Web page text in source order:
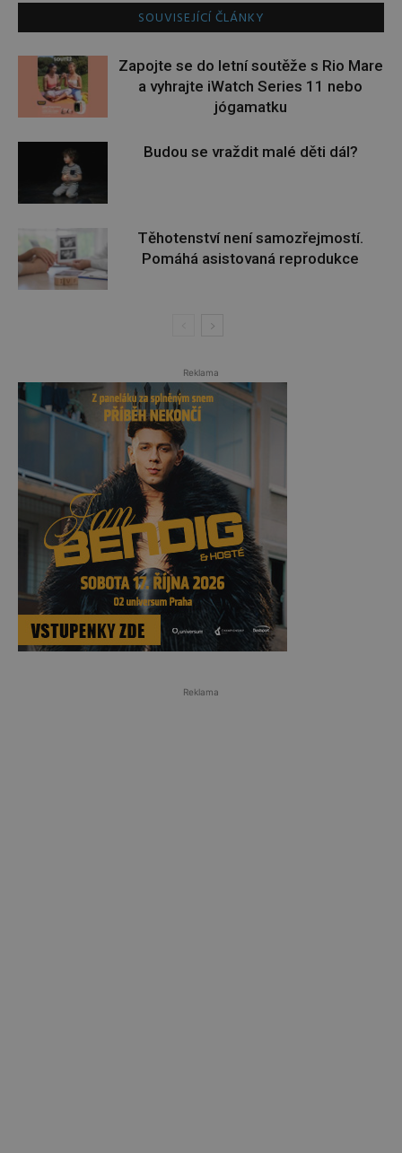
SOUVISEJÍCÍ ČLÁNKY
Zapojte se do letní soutěže s Rio Mare
a vyhrajte iWatch Series 11 nebo
jógamatku
Budou se vraždit malé děti dál?
Těhotenství není samozřejmostí.
Pomáhá asistovaná reprodukce
Reklama
Reklama